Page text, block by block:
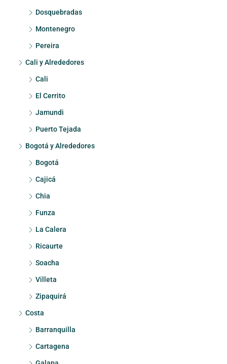
Dosquebradas
Montenegro
Pereira
Cali y Alrededores
Cali
El Cerrito
Jamundi
Puerto Tejada
Bogotá y Alrededores
Bogotá
Cajicá
Chia
Funza
La Calera
Ricaurte
Soacha
Villeta
Zipaquirá
Costa
Barranquilla
Cartagena